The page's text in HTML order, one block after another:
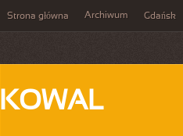
Strona główna Archiwum Gdańsk
KOWAL